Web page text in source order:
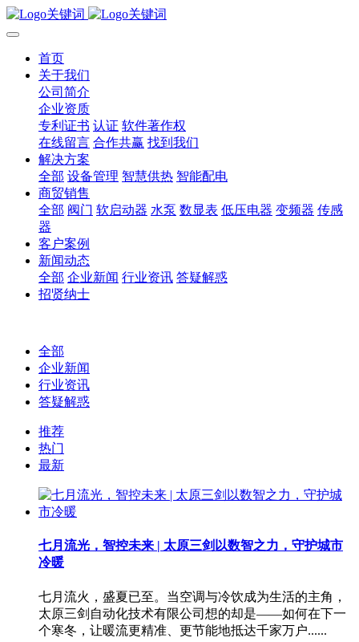
首页
关于我们
公司简介
企业资质
专利证书 认证 软件著作权
在线留言 合作共赢 找到我们
解决方案
全部 设备管理 智慧供热 智能配电
商贸销售
全部 阀门 软启动器 水泵 数显表 低压电器 变频器 传感
器
客户案例
新闻动态
全部 企业新闻 行业资讯 答疑解惑
招贤纳士
全部
企业新闻
行业资讯
答疑解惑
推荐
热门
最新
七月流光，智控未来 | 太原三剑以数智之力，守护城市
冷暖
七月流火，盛夏已至。当空调与冷饮成为生活的主角，
太原三剑自动化技术有限公司想的却是——如何在下一
个寒冬，让暖流更精准、更节能地抵达千家万户......